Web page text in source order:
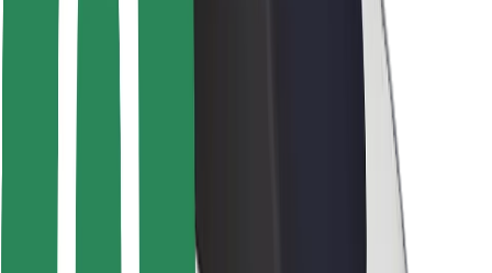
მხარდაჭერა
მგზავრებისთვის
მძღოლებისთვის
ავტოპარკის მფლობელებისთვის